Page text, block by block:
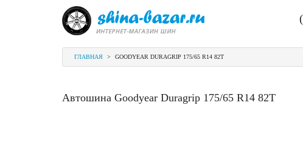
ГЛАВНАЯ > GOODYEAR DURAGRIP 175/65 R14 82T
Автошина Goodyear Duragrip 175/65 R14 82T